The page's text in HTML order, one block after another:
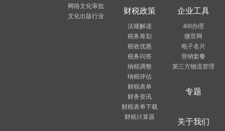
网络文化审批
文化出版行业
财税政策
法规解读
税务筹划
税收优惠
税务问答
纳税调整
纳税评估
财税表单
财务资讯
财税表单下载
财税计算器
企业工具
400办理
微官网
电子名片
营销套餐
第三方物流管理
专题
关于我们